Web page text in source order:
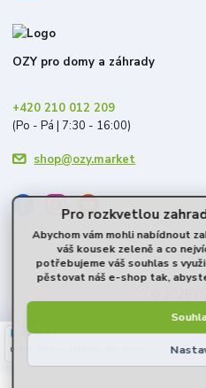
OZY pro domy a záhrady
+420 210 012 209
(Po - Pá | 7:30 - 16:00)
shop@ozy.market
Pro rozkvetlou
Abychom vám mohli nabídnout
váš kousek zeleně a co
potřebujeme váš souhlas s
pěstovat náš e-shop tak,
40 %★★☆☆☆
uvádí, že mají skladem, ale nemají